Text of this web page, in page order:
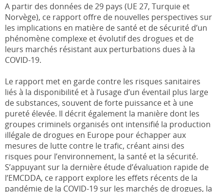
A partir des données de 29 pays (UE 27, Turquie et
Norvège), ce rapport offre de nouvelles perspectives sur
les implications en matière de santé et de sécurité d’un
phénomène complexe et évolutif des drogues et de
leurs marchés résistant aux perturbations dues à la
COVID-19.
Le rapport met en garde contre les risques sanitaires
liés à la disponibilité et à l’usage d’un éventail plus large
de substances, souvent de forte puissance et à une
pureté élevée. Il décrit également la manière dont les
groupes criminels organisés ont intensifié la production
illégale de drogues en Europe pour échapper aux
mesures de lutte contre le trafic, créant ainsi des
risques pour l’environnement, la santé et la sécurité.
S’appuyant sur la dernière étude d’évaluation rapide de
l’EMCDDA, ce rapport explore les effets récents de la
pandémie de la COVID-19 sur les marchés de drogues, la